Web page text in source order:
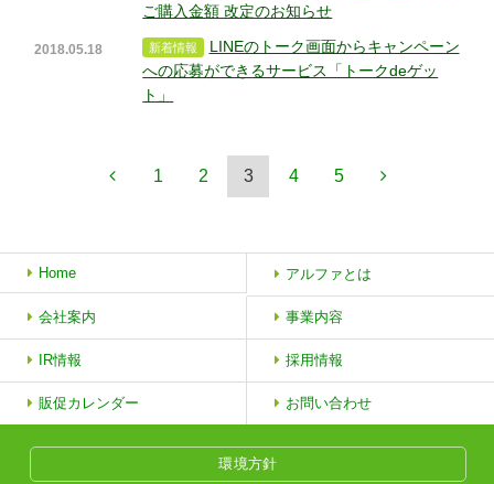
ご購入金額 改定のお知らせ
2018.05.18
LINEのトーク画面からキャンペーン
への応募ができるサービス「トークdeゲッ
ト」
1 2 3 4 5
Home アルファとは
会社案内 事業内容
IR情報 採用情報
販促カレンダー お問い合わせ
環境方針